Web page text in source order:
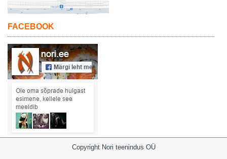
FACEBOOK
Copyright Nori teenindus OÜ